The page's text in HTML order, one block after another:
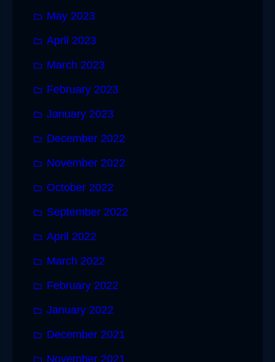
May 2023
April 2023
March 2023
February 2023
January 2023
December 2022
November 2022
October 2022
September 2022
April 2022
March 2022
February 2022
January 2022
December 2021
November 2021